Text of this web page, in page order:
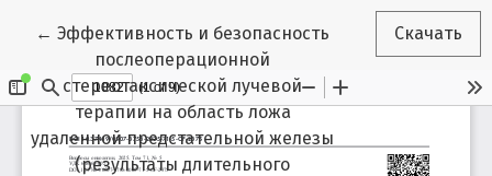
←Вернуться к Подробностям о статье
Эффективность и безопасность
послеоперационной
стереотаксической лучевой
терапии на область ложа
удаленной предстательной железы
(результаты длительного
Скачать